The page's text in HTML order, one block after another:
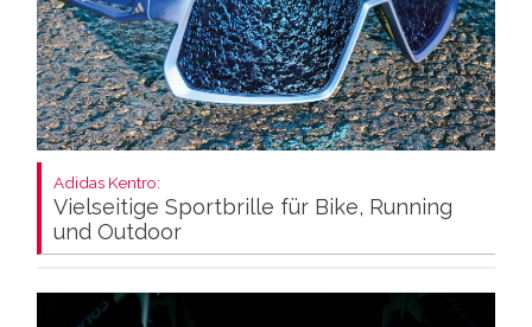
Adidas Kentro:
Vielseitige Sportbrille für Bike, Running
und Outdoor